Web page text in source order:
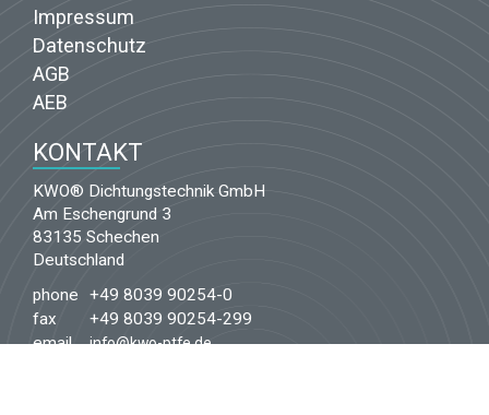
Impressum
Datenschutz
AGB
AEB
KONTAKT
KWO® Dichtungstechnik GmbH
Am Eschengrund 3
83135 Schechen
Deutschland
phone
+49 8039 90254-0
fax
+49 8039 90254-299
email
info@kwo-ptfe.de